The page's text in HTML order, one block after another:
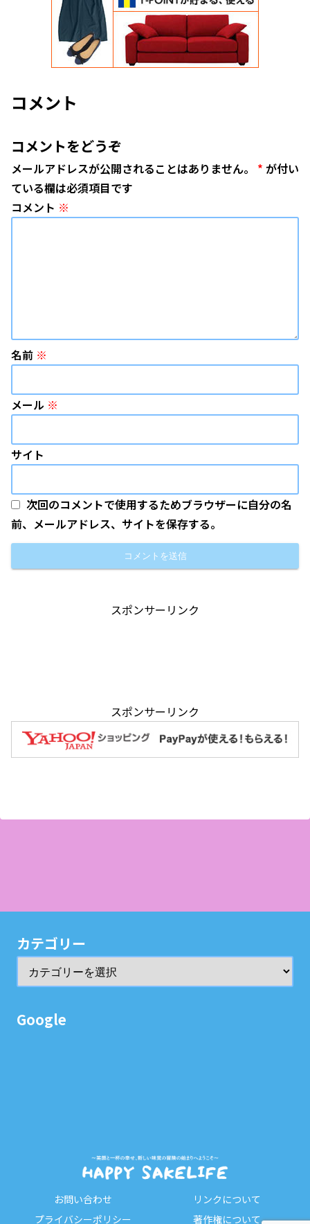
コメント
コメントをどうぞ
メールアドレスが公開されることはありません。 * が付い
ている欄は必須項目です
コメント ※
名前 ※
メール ※
サイト
次回のコメントで使用するためブラウザーに自分の名
前、メールアドレス、サイトを保存する。
スポンサーリンク
スポンサーリンク
カテゴリー
Google
お問い合わせ
リンクについて
プライバシーポリシー
著作権について